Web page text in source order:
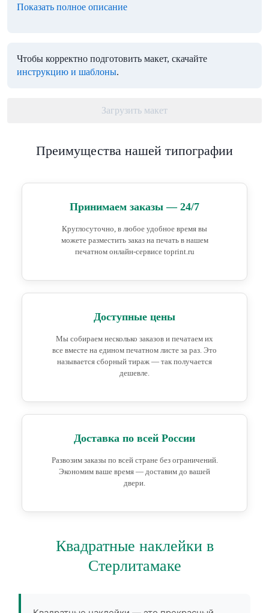
Показать полное описание
Чтобы корректно подготовить макет, скачайте
инструкцию и шаблоны.
Загрузить макет
Преимущества нашей типографии
Принимаем заказы — 24/7
Круглосуточно, в любое удобное время вы
можете разместить заказ на печать в нашем
печатном онлайн-сервисе toprint.ru
Доступные цены
Мы собираем несколько заказов и печатаем их
все вместе на едином печатном листе за раз. Это
называется сборный тираж — так получается
дешевле.
Доставка по всей России
Развозим заказы по всей стране без ограничений.
Экономим ваше время — доставим до вашей
двери.
Квадратные наклейки в
Стерлитамаке